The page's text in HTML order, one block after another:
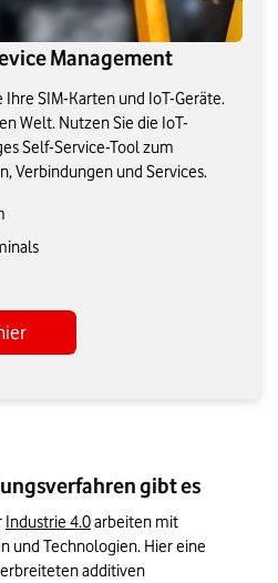
Management
SIM-Karten und IoT-Geräte.
Welt. Nutzen Sie die IoT-
Self-Service-Tool zum
Verbindungen und Services.
gibt es
Industrie 4.0 arbeiten mit
und Technologien. Hier eine
additiven